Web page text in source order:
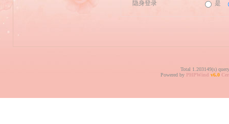
隐身登录 是
Total 1.203149(s)
Powered by PHPWind v6.0